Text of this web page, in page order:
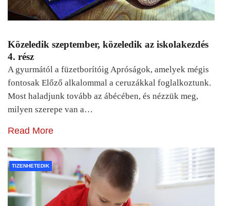
Közeledik szeptember, közeledik az iskolakezdés
4. rész
A gyurmától a füzetborítóig Apróságok, amelyek mégis
fontosak Előző alkalommal a ceruzákkal foglalkoztunk.
Most haladjunk tovább az ábécében, és nézzük meg,
milyen szerepe van a…
Read More
TIZENHETEDIK